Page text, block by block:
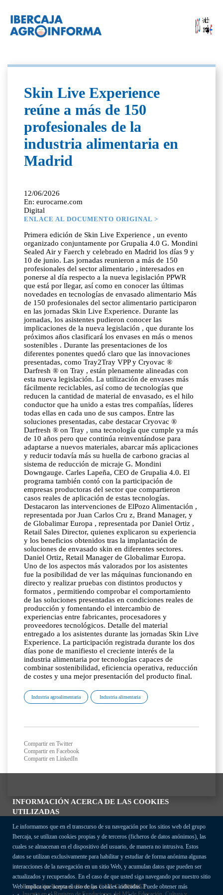
INFORMACIÓN ACERCA DE LAS COOKIES
UTILIZADAS
Le informamos que en el transcurso de su navegación por los sitios web del grupo
Ibercaja, se utilizan cookies propias y de terceros (ficheros de datos anónimos), las
cuales se almacenan en el dispositivo del usuario, de manera no intrusiva. Estos
datos se utilizan exclusivamente para habilitar y estudiar de forma anónima algunas
interacciones de la navegación en un sitio Web, y acumulan datos que pueden ser
actualizados y recuperados. En el caso de que usted siga navegando por nuestro sitio
Web implica que acepta el uso de las cookies indicadas. Puede obtener más
Skin Live Experience
reúne a más de 150
profesionales de la
industria alimentaria en
Madrid
12/06/2026
En: eurocarne.com
Digital
ENLACE AL DOCUMENTO ORIGINAL >
Primera edición de Skin Live Experience , un evento
organizado conjuntamente por Grupalia 4.0 G. Mondini
Sealed Air y Faerch y celebrado en Madrid los días 9 y
10 de junio. Las jornadas reunieron a más de 150
profesionales del sector alimentario , interesados en
ponerse al día respecto a la nueva legislación PPWR
que está por llegar, así como en conocer las últimas
novedades en tecnologías de envasado alimentario Más
de 150 profesionales del sector alimentario participaron
en las jornadas Skin Live Experience. Durante las
jornadas, los asistentes pudieron conocer las
implicaciones de la nueva legislación , que durante los
próximos años clasificará los envases en más o menos
sostenibles . Durante las presentaciones de los
diferentes ponentes quedó claro que las innovaciones
presentadas, como Tray2Tray VPP y Cryovac ®
Darfresh ® on Tray , están plenamente alineadas con
esta nueva legislación. La utilización de envases más
fácilmente reciclables, así como de tecnologías que
reducen la cantidad de material de envasado, es el hilo
conductor que ha unido a estas tres compañías, líderes
todas ellas en cada uno de sus campos. Entre las
soluciones presentadas, cabe destacar Cryovac ®
Darfresh ® on Tray , una tecnología que cumple ya más
de 10 años pero que continúa reinventándose para
adaptarse a nuevos materiales, abarcar más aplicaciones
y reducir todavía más su huella de carbono gracias al
sistema de reducción de micraje G. Mondini
Downgauge. Carles Lapeña, CEO de Grupalia 4.0. El
programa también contó con la participación de
empresas productoras del sector que compartieron
casos reales de aplicación de estas tecnologías.
Destacaron las intervenciones de ElPozo Alimentación ,
representada por Juan Carlos Cru z, Brand Manager, y
de Globalimar Europa , representada por Daniel Ortiz ,
Retail Sales Director, quienes explicaron su experiencia
y los beneficios obtenidos tras la implantación de
soluciones de envasado skin en diferentes sectores.
Daniel Ortiz, Retail Manager de Globalimar Europa.
Uno de los aspectos más valorados por los asistentes
fue la posibilidad de ver las máquinas funcionando en
directo y realizar pruebas con distintos productos y
formatos , permitiendo comprobar el comportamiento
de las soluciones presentadas en condiciones reales de
producción y fomentando el intercambio de
experiencias entre fabricantes, procesadores y
proveedores tecnológicos. Detalle del material
entregado a los asistentes durante las jornadas Skin Live
Experience. La participación registrada durante los dos
días pone de manifiesto el creciente interés de la
industria alimentaria por tecnologías capaces de
combinar sostenibilidad, eficiencia operativa, reducción
de costes y una mejor presentación del producto final.
Industria agroalimentaria Industria alimentaria
Compartir en Twitter
Compartir en Facebook
Compartir en LinkedIn
Fundación Bancaria Ibercaja C.I.F. G-50000652.